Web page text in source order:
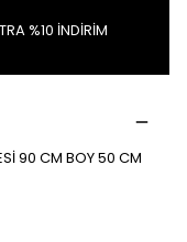
%10 İNDİRİM
90 CM BOY 50 CM